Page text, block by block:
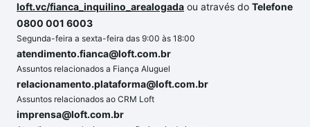
loft.vc/fianca_inquilino_arealogada ou através do Telefone
0800 001 6003
Segunda-feira a sexta-feira das 9:00 às 18:00
atendimento.fianca@loft.com.br
Assuntos relacionados a Fiança Aluguel
relacionamento.plataforma@loft.com.br
Assuntos relacionados ao CRM Loft
imprensa@loft.com.br